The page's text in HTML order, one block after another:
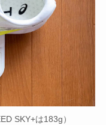
SKY+は183g）